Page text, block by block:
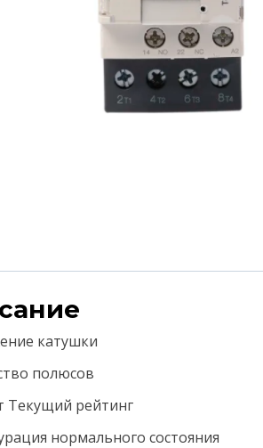
катушки
полюсов
Текущий рейтинг
нормального состояния